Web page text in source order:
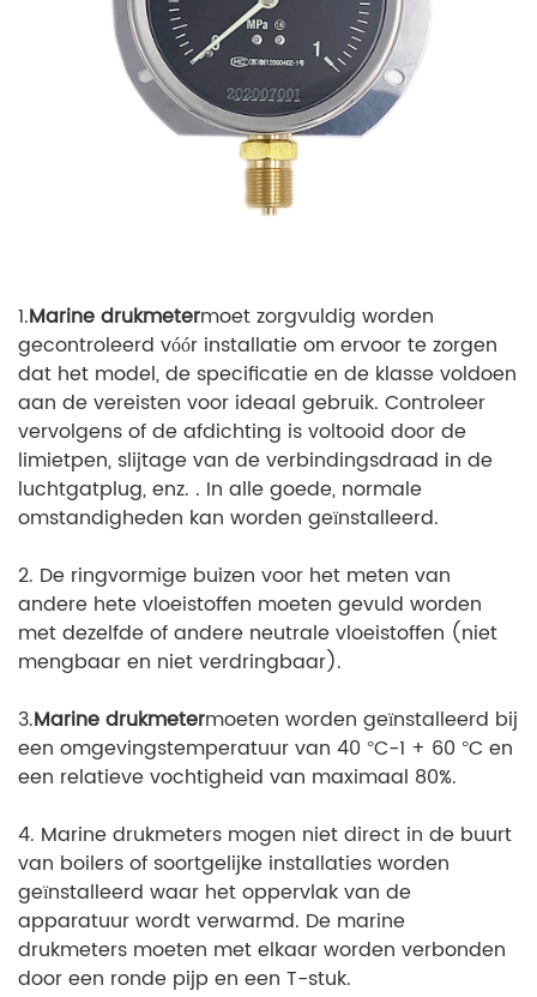
1.Marine drukmetermoet zorgvuldig worden
gecontroleerd vóór installatie om ervoor te zorgen
dat het model, de specificatie en de klasse voldoen
aan de vereisten voor ideaal gebruik. Controleer
vervolgens of de afdichting is voltooid door de
limietpen, slijtage van de verbindingsdraad in de
luchtgatplug, enz. . In alle goede, normale
omstandigheden kan worden geïnstalleerd.
2. De ringvormige buizen voor het meten van
andere hete vloeistoffen moeten gevuld worden
met dezelfde of andere neutrale vloeistoffen (niet
mengbaar en niet verdringbaar).
3.Marine drukmetermoeten worden geïnstalleerd bij
een omgevingstemperatuur van 40 °C-1 + 60 °C en
een relatieve vochtigheid van maximaal 80%.
4. Marine drukmeters mogen niet direct in de buurt
van boilers of soortgelijke installaties worden
geïnstalleerd waar het oppervlak van de
apparatuur wordt verwarmd. De marine
drukmeters moeten met elkaar worden verbonden
door een ronde pijp en een T-stuk.